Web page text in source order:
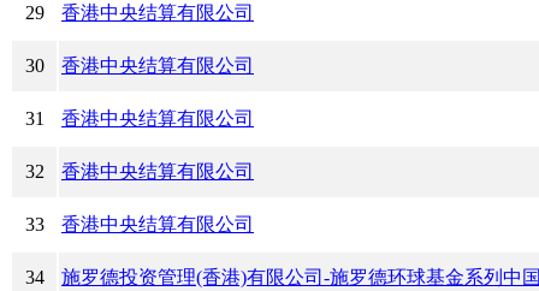
29 香港中央结算有限公司
30 香港中央结算有限公司
31 香港中央结算有限公司
32 香港中央结算有限公司
33 香港中央结算有限公司
34 施罗德投资管理(香港)有限公司-施罗德环球基金系列中